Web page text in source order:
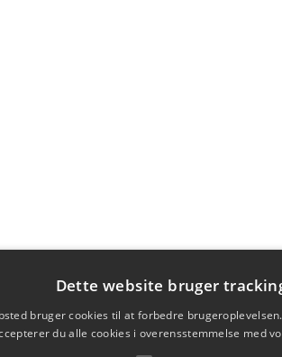
Dette website bruger
bruger cookies til at forbedre
du alle cookies i overensstemmelse med